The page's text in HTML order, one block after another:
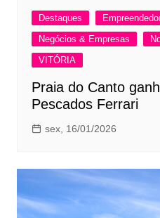
Destaques
Negócios & Empresas
VITÓRIA
Praia do Canto
Pescados Ferrari
sex, 16/01/2026